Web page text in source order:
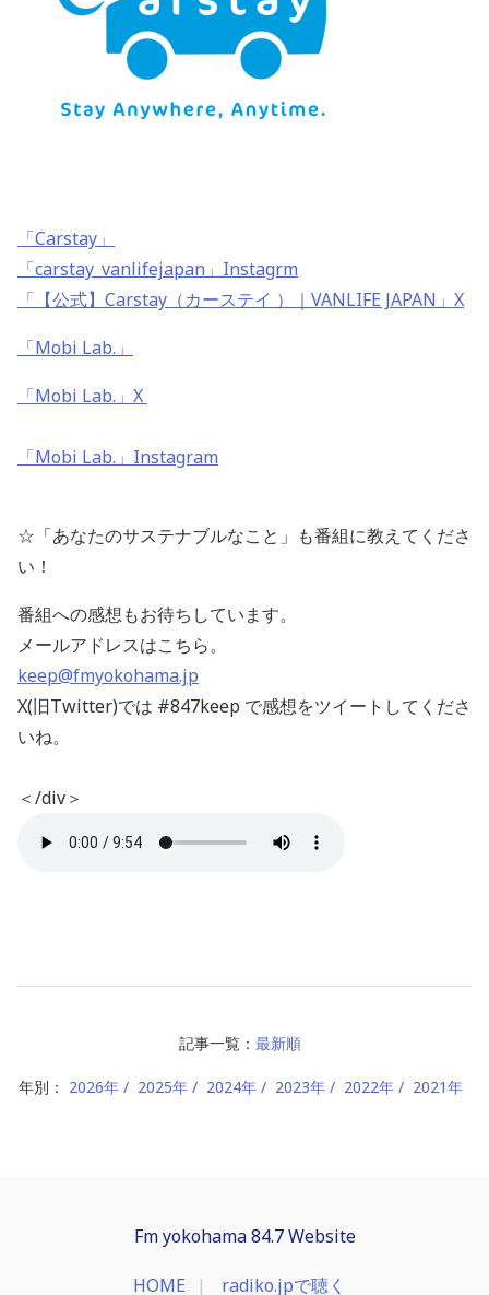
「Carstay」
「carstay_vanlifejapan」Instagrm
「【公式】Carstay（カーステイ ）｜VANLIFE JAPAN」X
「Mobi Lab.」
「Mobi Lab.」X
「Mobi Lab.」Instagram
☆「あなたのサステナブルなこと」も番組に教えてくださ
い！
番組への感想もお待ちしています。
メールアドレスはこちら。
keep@fmyokohama.jp
X(旧Twitter)では #847keep で感想をツイートしてくださ
いね。
＜/div＞
記事一覧： 最新順
年別： 2026年 2025年 2024年 2023年 2022年 2021年
Fm yokohama 84.7 Website
HOME radiko.jpで聴く